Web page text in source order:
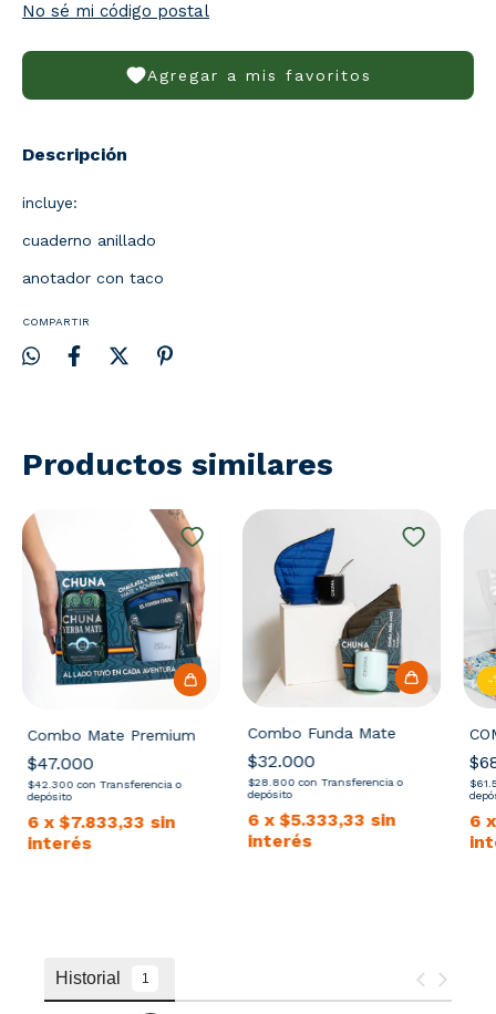
No sé mi código postal
Agregar a mis favoritos
Descripción
incluye:
cuaderno anillado
anotador con taco
COMPARTIR
Productos similares
Combo Mate Premium
$47.000
$42.300con Transferencia o
depósito
6 x$7.833,33 sin
interés
Combo Funda Mate
$32.000
$28.800con Transferencia o
depósito
6 x$5.333,33 sin
interés
-
6